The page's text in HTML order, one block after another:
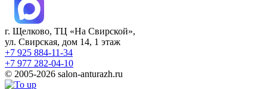
г. Щелково, ТЦ «На Свирской»,
ул. Свирская, дом 14, 1 этаж
+7 925 884-11-34
+7 977 282-04-10
© 2005-2026 salon-anturazh.ru